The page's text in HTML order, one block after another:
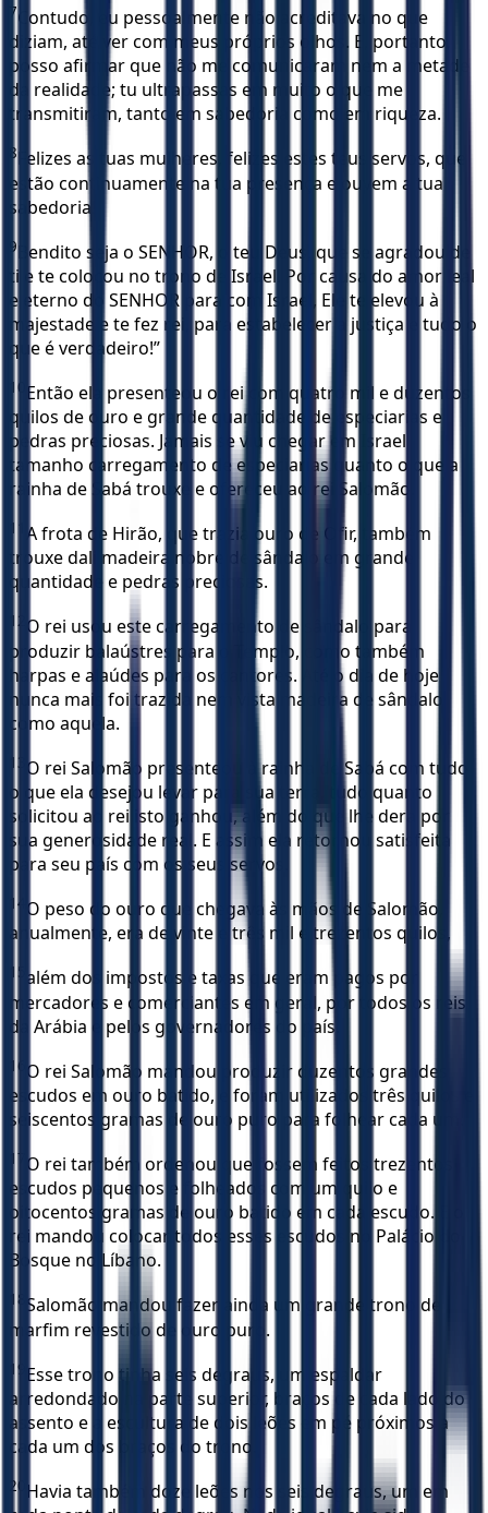
7Contudo, eu pessoalmente não acreditava no que
diziam, até ver com meus próprios olhos. E, portanto,
posso afirmar que não me comunicaram nem a metade
da realidade; tu ultrapassas em muito o que me
transmitiram, tanto em sabedoria como em riqueza.
8
Felizes as tuas mulheres, felizes estes teus servos, que
estão continuamente na tua presença e ouvem a tua
sabedoria!
9
Bendito seja o SENHOR, o teu Deus, que se agradou de
ti e te colocou no trono de Israel. Por causa do amor leal
e eterno do SENHOR para com Israel, Ele te elevou à
majestade e te fez rei, para estabelecer a justiça e tudo o
que é verdadeiro!”
10 Então ela presenteou o rei com quatro mil e duzentos
quilos de ouro e grande quantidade de especiarias e
pedras preciosas. Jamais se viu chegar em Israel
tamanho carregamento de especiarias quanto o que a
rainha de Sabá trouxe e ofereceu ao rei Salomão.
11
A frota de Hirão, que trazia ouro de Ofir, também
trouxe dali madeira nobre de sândalo em grande
quantidade e pedras preciosas.
12 O rei usou este carregamento de sândalo para
produzir balaústres para o Templo, como também
harpas e alaúdes para os cantores. Até o dia de hoje
nunca mais foi trazida nem vista madeira de sândalo
como aquela.
13 O rei Salomão presenteou à rainha de Sabá com tudo
o que ela desejou levar para sua terra, tudo quanto
solicitou ao rei isto ganhou, além do que lhe dera por
sua generosidade real. E assim ela retornou satisfeita
para seu país com os seus servos.
14 O peso do ouro que chegava às mãos de Salomão,
anualmente, era de vinte e três mil e trezentos quilos,
15 além dos impostos e taxas que eram pagos por
mercadores e comerciantes em geral, por todos os reis
da Arábia e pelos governadores do país.
16 O rei Salomão mandou produzir duzentos grandes
escudos em ouro batido, e foram utilizados três quilos e
seiscentos gramas de ouro puro para folhear cada um.
17 O rei também ordenou que fossem feitos trezentos
escudos pequenos e folheados com um quilo e
oitocentos gramas de ouro batido em cada escudo. E o
rei mandou colocar todos esses escudos no Palácio do
Bosque no Líbano.
18 Salomão mandou fazer ainda um grande trono de
marfim revestido de ouro puro.
19 Esse trono tinha seis degraus, um espaldar
arredondado na parte superior, braços de cada lado do
assento e a escultura de dois leões em pé próximos a
cada um dos braços do trono.
20 Havia também doze leões nos seis degraus, um em